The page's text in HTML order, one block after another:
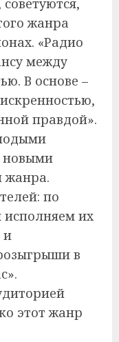
жанра
«Радио
между
В основе –
правдой».
новыми
жанра.
по
исполняем их
и
в
этот жанр